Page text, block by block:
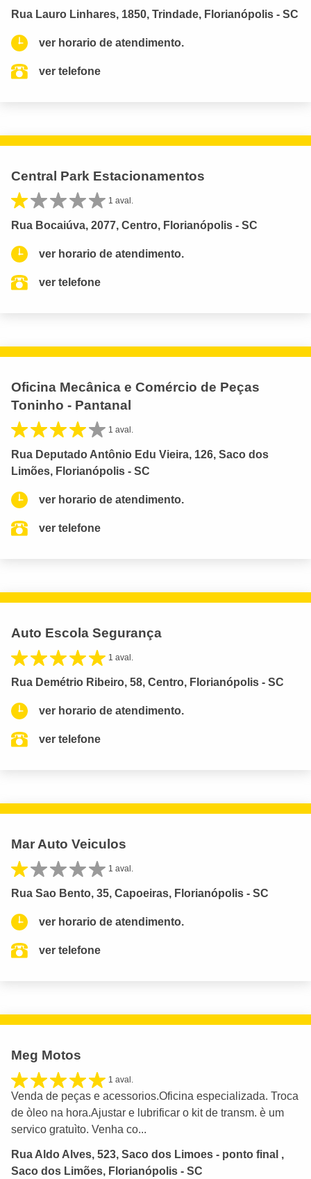
Rua Lauro Linhares, 1850, Trindade, Florianópolis - SC
ver horario de atendimento.
ver telefone
Central Park Estacionamentos
1 aval.
Rua Bocaiúva, 2077, Centro, Florianópolis - SC
ver horario de atendimento.
ver telefone
Oficina Mecânica e Comércio de Peças
Toninho - Pantanal
1 aval.
Rua Deputado Antônio Edu Vieira, 126, Saco dos
Limões, Florianópolis - SC
ver horario de atendimento.
ver telefone
Auto Escola Segurança
1 aval.
Rua Demétrio Ribeiro, 58, Centro, Florianópolis - SC
ver horario de atendimento.
ver telefone
Mar Auto Veiculos
1 aval.
Rua Sao Bento, 35, Capoeiras, Florianópolis - SC
ver horario de atendimento.
ver telefone
Meg Motos
1 aval.
Venda de peças e acessorios.Oficina especializada. Troca
de òleo na hora.Ajustar e lubrificar o kit de transm. è um
servico gratuìto. Venha co...
Rua Aldo Alves, 523, Saco dos Limoes - ponto final ,
Saco dos Limões, Florianópolis - SC